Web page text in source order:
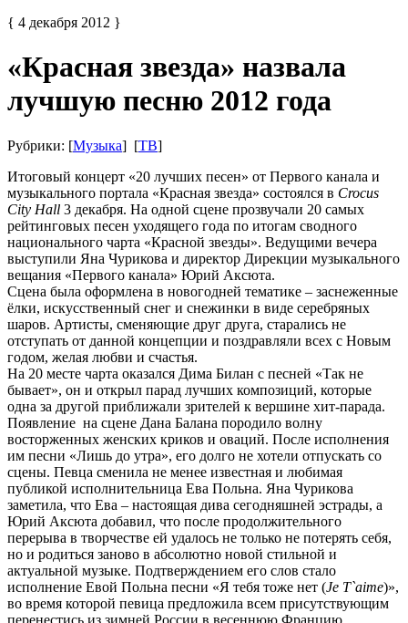
{ 4 декабря 2012 }
«Красная звезда» назвала
лучшую песню 2012 года
Рубрики: [Музыка] [ТВ]
Итоговый концерт «20 лучших песен» от Первого канала и
музыкального портала «Красная звезда» состоялся в Crocus
City Hall 3 декабря. На одной сцене прозвучали 20 самых
рейтинговых песен уходящего года по итогам сводного
национального чарта «Красной звезды». Ведущими вечера
выступили Яна Чурикова и директор Дирекции музыкального
вещания «Первого канала» Юрий Аксюта.
Сцена была оформлена в новогодней тематике – заснеженные
ёлки, искусственный снег и снежинки в виде серебряных
шаров. Артисты, сменяющие друг друга, старались не
отступать от данной концепции и поздравляли всех с Новым
годом, желая любви и счастья.
На 20 месте чарта оказался Дима Билан с песней «Так не
бывает», он и открыл парад лучших композиций, которые
одна за другой приближали зрителей к вершине хит-парада.
Появление на сцене Дана Балана породило волну
восторженных женских криков и оваций. После исполнения
им песни «Лишь до утра», его долго не хотели отпускать со
сцены. Певца сменила не менее известная и любимая
публикой исполнительница Ева Польна. Яна Чурикова
заметила, что Ева – настоящая дива сегодняшней эстрады, а
Юрий Аксюта добавил, что после продолжительного
перерыва в творчестве ей удалось не только не потерять себя,
но и родиться заново в абсолютно новой стильной и
актуальной музыке. Подтверждением его слов стало
исполнение Евой Польна песни «Я тебя тоже нет (Je T`aime)»,
во время которой певица предложила всем присутствующим
перенестись из зимней России в весеннюю Францию.